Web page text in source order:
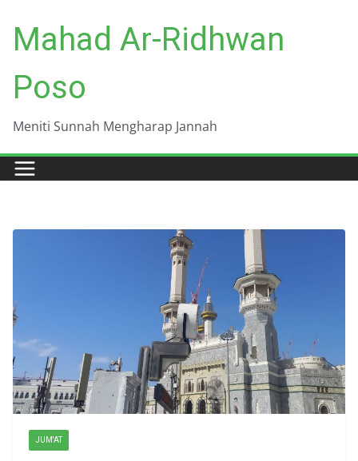
content
Mahad Ar-Ridhwan
Poso
Meniti Sunnah Mengharap Jannah
JUM'AT